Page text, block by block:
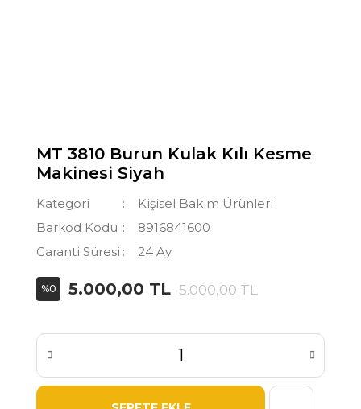
MT 3810 Burun Kulak Kılı Kesme
Makinesi Siyah
Kategori
Kişisel Bakım Ürünleri
Barkod Kodu
8916841600
Garanti Süresi
24 Ay
%0 5.000,00 TL 5.000,00 TL